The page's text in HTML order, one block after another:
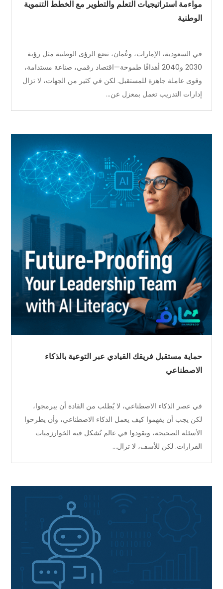
مواءمة استراتيجيات التعلم والتطوير مع الخطط التنموية
الوطنية
في السعودية، الإمارات، وعُمان، تضع الرؤى الوطنية مثل رؤية
2030 و2040 أهدافًا طموحة—اقتصاد رقمي، صناعة مستدامة،
وقوى عاملة جاهزة للمستقبل. لكن في كثير من الجهات، لا تزال
إدارات التدريب تعمل بمعزل عن...
حماية مستقبل فريقك القيادي عبر التوعية بالذكاء
الاصطناعي
في عصر الذكاء الاصطناعي، لا يُطلب من القادة أن يبرمجوا،
لكن يجب أن يفهموا كيف يعمل الذكاء الاصطناعي، وأن يطرحوا
الأسئلة الصحيحة، ويقودوا في عالم تُشكل فيه الخوارزميات
القرارات. لكن للأسف، لا تزال...